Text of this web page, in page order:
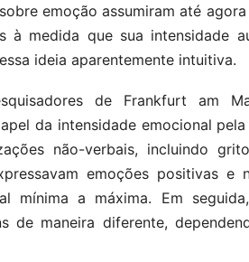
emoção assumiram até
à medida que sua intensidade
ideia aparentemente intuitiva.
de Frankfurt am
da intensidade emocional
não-verbais, incluindo
emoções positivas e
mínima a máxima. Em
de maneira diferente,